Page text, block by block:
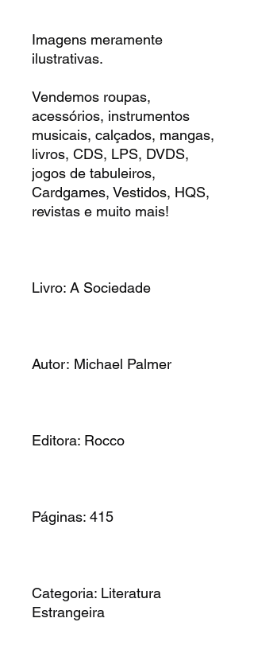
Imagens meramente
ilustrativas.
Vendemos roupas,
acessórios, instrumentos
musicais, calçados, mangas,
livros, CDS, LPS, DVDS,
jogos de tabuleiros,
Cardgames, Vestidos, HQS,
revistas e muito mais!
Livro: A Sociedade
Autor: Michael Palmer
Editora: Rocco
Páginas: 415
Categoria: Literatura
Estrangeira